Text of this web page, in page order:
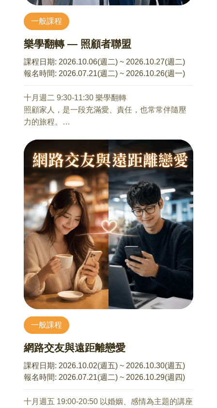
一般課程
樂學翻轉 — 照顧者聯盟
課程日期: 2026.10.06(週二) ~ 2026.10.27(週二)
報名時間: 2026.07.21(週二) ~ 2026.10.26(週一)
十月週二 9:30-11:30 樂學翻轉
照顧家人，是一段充滿愛、責任，也常常伴隨壓
力的旅程。
像是在多重宇宙裡奔波：
一邊想把事情做好，一邊又擔心自己不夠周全；
一邊努力照顧別人，卻也可能在不知不覺中忽略
了自己的疲憊、焦慮與委屈。
十月樂學翻轉系列講座，邀請醫院專業人員、臨
床心理師與第一線照顧工作者，
從照顧者身心調適、長照資源運用、照顧關係中
的情緒需求，
到 Self-Compassion 自我慈悲的力量，陪伴照顧
者重新看見自己，也找到更適合自己的支持方
式。
10/6 照顧者的多重宇宙生存指南
臺安醫院 程秀卿老師
瘋狂切換，忙得像在多重宇宙穿梭。面對家人的
病痛，我們恨不得能有三頭六臂，卻也在不知不
覺中累積了滿身焦慮，甚至夾雜著深怕照顧不周
的愧疚感。
然而，唯有先調整好自我的身心步調，才有力量
一般課程
網路交友與遠距離戀愛
課程日期: 2026.10.02(週五) ~ 2026.10.30(週五)
報名時間: 2026.07.21(週二) ~ 2026.10.29(週四)
十月週五 19:00-20:50 以婚姻、感情為主題的講座